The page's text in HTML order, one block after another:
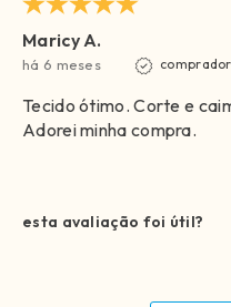
Maricy A.
há 6 meses
Tecido ótimo. Corte e
Adorei minha compra.
esta avaliação foi útil?